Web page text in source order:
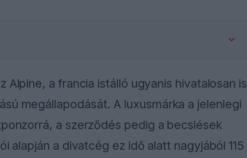
a francia istálló ugyanis hivatalosan is
megállapodását. A luxusmárka a jelenlegi
a szerződés pedig a becslések
alapján a divatcég ez idő alatt nagyjából 115